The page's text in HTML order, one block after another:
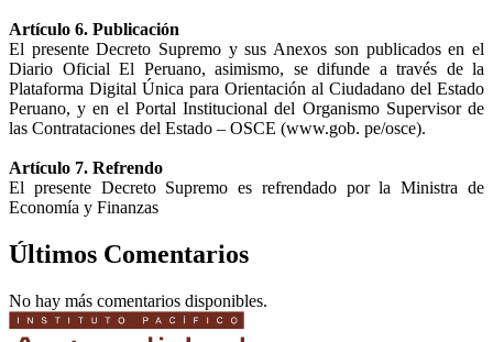
Artículo 6. Publicación
El presente Decreto Supremo y sus Anexos son publicados en el
Diario Oficial El Peruano, asimismo, se difunde a través de la
Plataforma Digital Única para Orientación al Ciudadano del Estado
Peruano, y en el Portal Institucional del Organismo Supervisor de
las Contrataciones del Estado – OSCE (www.gob. pe/osce).
Artículo 7. Refrendo
El presente Decreto Supremo es refrendado por la Ministra de
Economía y Finanzas
Últimos Comentarios
No hay más comentarios disponibles.